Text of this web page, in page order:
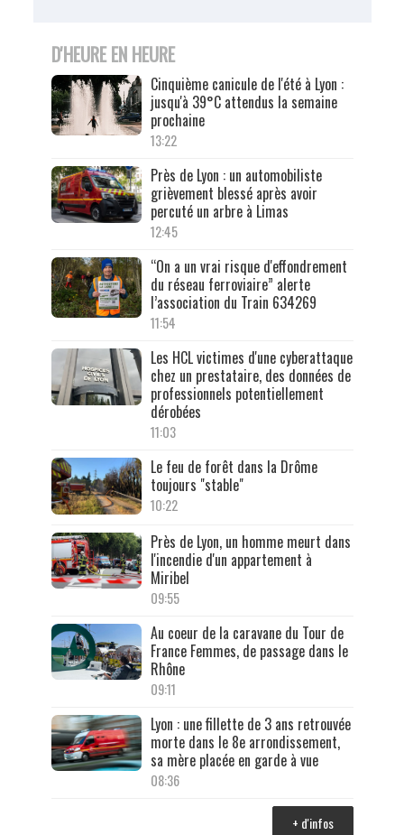
D'HEURE EN HEURE
Cinquième canicule de l'été à Lyon :
jusqu'à 39°C attendus la semaine
prochaine
13:22
Près de Lyon : un automobiliste
grièvement blessé après avoir
percuté un arbre à Limas
12:45
“On a un vrai risque d'effondrement
du réseau ferroviaire” alerte
l’association du Train 634269
11:54
Les HCL victimes d'une cyberattaque
chez un prestataire, des données de
professionnels potentiellement
dérobées
11:03
Le feu de forêt dans la Drôme
toujours "stable"
10:22
Près de Lyon, un homme meurt dans
l'incendie d'un appartement à
Miribel
09:55
Au coeur de la caravane du Tour de
France Femmes, de passage dans le
Rhône
09:11
Lyon : une fillette de 3 ans retrouvée
morte dans le 8e arrondissement,
sa mère placée en garde à vue
08:36
+ d'infos